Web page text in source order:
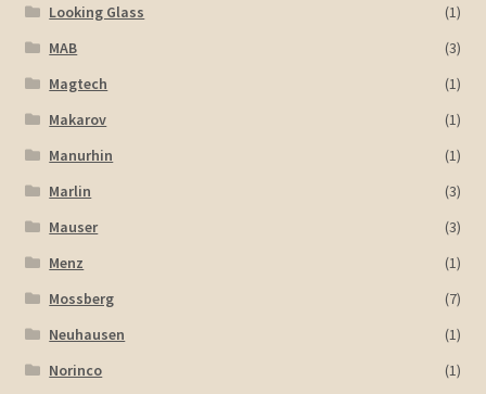
Looking Glass
(1)
MAB
(3)
Magtech
(1)
Makarov
(1)
Manurhin
(1)
Marlin
(3)
Mauser
(3)
Menz
(1)
Mossberg
(7)
Neuhausen
(1)
Norinco
(1)